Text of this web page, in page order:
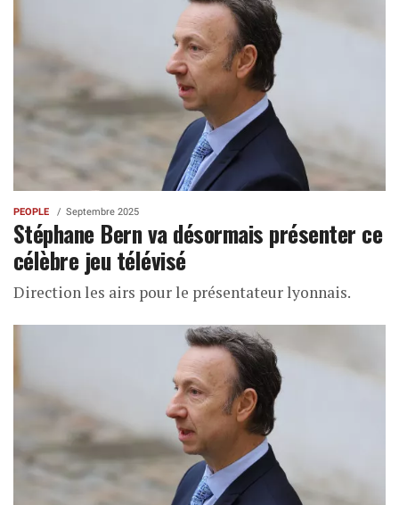
PEOPLE Septembre 2025
Stéphane Bern va désormais présenter ce
célèbre jeu télévisé
Direction les airs pour le présentateur lyonnais.